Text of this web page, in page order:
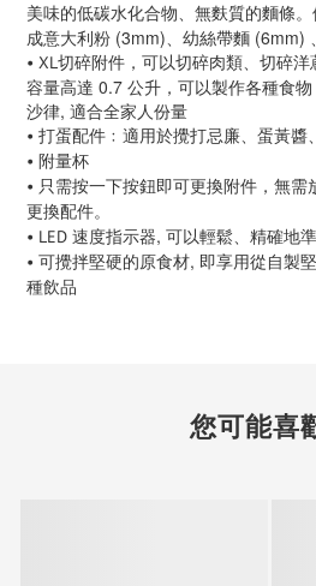
美味的低碳水化合物、無麩質的麵條
成意大利粉 (3mm)、幼絲帶麵 (6mm)
• XL 切碎附件，可以切碎肉類、切碎
容量高達 0.7 公升，可以製作各種食
沙律, 適合全家人份量
• 打蛋配件﹕適用於攪打忌廉、蛋黃醬
• 附量杯
• 只需按一下按鈕即可更換附件，無
更換配件。
• LED 速度指示器, 可以輕鬆、精確地
• 可攪拌堅硬的原食材, 即享用從自製
種飲品
您可能喜